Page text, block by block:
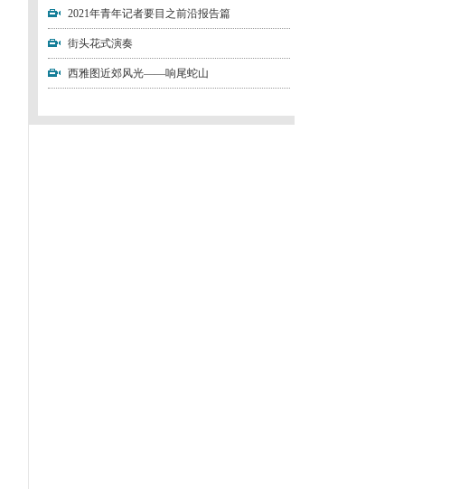
2021年青年记者要目之前沿报告篇
街头花式演奏
西雅图近郊风光——响尾蛇山